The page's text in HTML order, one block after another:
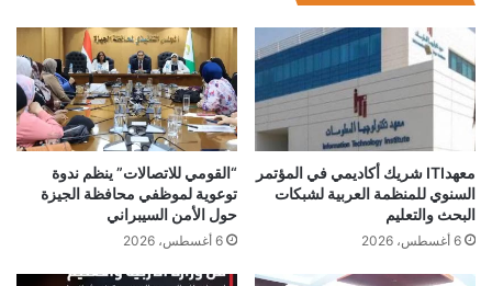
معهدITI شريك أكاديمي في المؤتمر
السنوي للمنظمة العربية لشبكات
البحث والتعليم
6 أغسطس، 2026
“القومي للاتصالات” ينظم ندوة
توعوية لموظفي محافظة الجيزة
حول الأمن السيبراني
6 أغسطس، 2026